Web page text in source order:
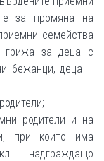
за промяна на
семейства
грижа за деца с
бежанци, деца –
родители и на
при които има
надграждащо